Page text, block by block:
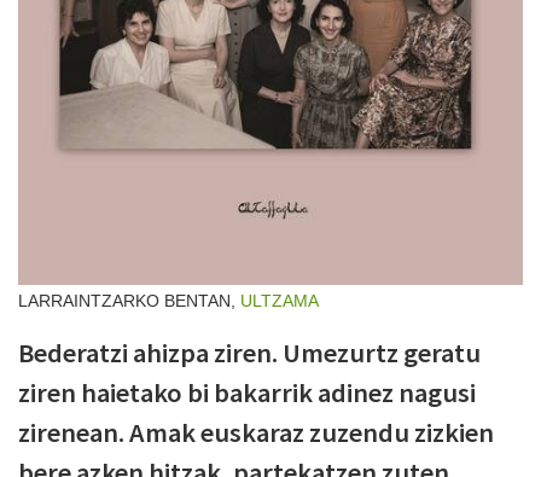
LARRAINTZARKO BENTAN, ULTZAMA
Bederatzi ahizpa ziren. Umezurtz geratu
ziren haietako bi bakarrik adinez nagusi
zirenean. Amak euskaraz zuzendu zizkien